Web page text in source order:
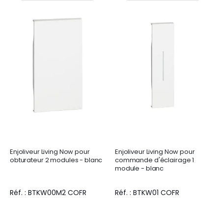
Enjoliveur Living Now pour
obturateur 2 modules - blanc
Réf. : BTKW00M2 COFR
Enjoliveur Living Now pour
commande d'éclairage 1
module - blanc
Réf. : BTKW01 COFR